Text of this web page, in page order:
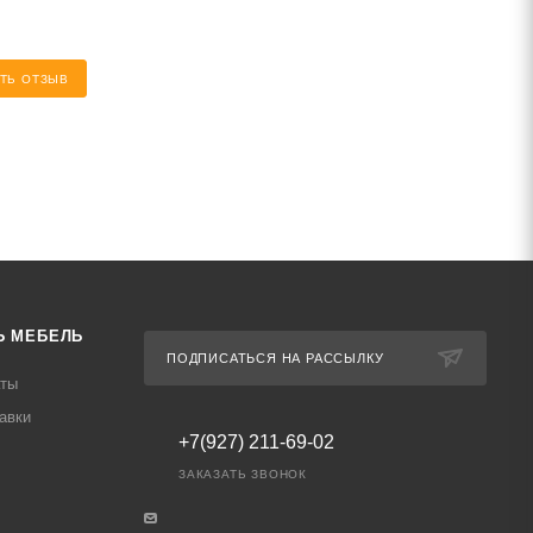
ОТЗЫВ
МЕБЕЛЬ
ПОДПИСАТЬСЯ НА РАССЫЛКУ
+7(927) 211-69-02
ЗАКАЗАТЬ ЗВОНОК